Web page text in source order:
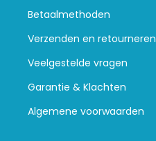
Betaalmethoden
Verzenden en retourneren
Veelgestelde vragen
Garantie & Klachten
Algemene voorwaarden